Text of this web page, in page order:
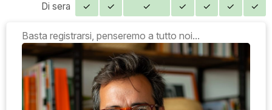
Di sera
✓ ✓ ✓ ✓ ✓ ✓ ✓
Basta registrarsi, penseremo a tutto noi...